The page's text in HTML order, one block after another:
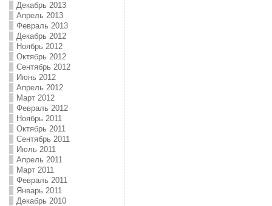
Декабрь 2013
Апрель 2013
Февраль 2013
Декабрь 2012
Ноябрь 2012
Октябрь 2012
Сентябрь 2012
Июнь 2012
Апрель 2012
Март 2012
Февраль 2012
Ноябрь 2011
Октябрь 2011
Сентябрь 2011
Июль 2011
Апрель 2011
Март 2011
Февраль 2011
Январь 2011
Декабрь 2010